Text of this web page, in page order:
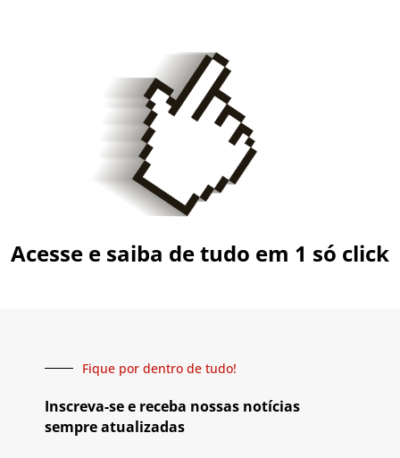
Acesse e saiba de tudo em 1 só click
Fique por dentro de tudo!
Inscreva-se e receba nossas notícias
sempre atualizadas